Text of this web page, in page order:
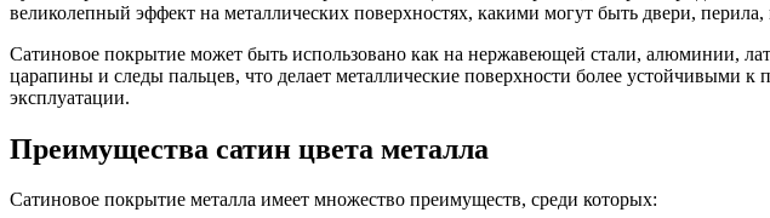
великолепный эффект на металлических поверхностях, какими могут быть двери,
Сатиновое покрытие может быть использовано как на нержавеющей стали, алюминии,
царапины и следы пальцев, что делает металлические поверхности более
эксплуатации.
Преимущества сатин цвета металла
Сатиновое покрытие металла имеет множество преимуществ, среди которых: